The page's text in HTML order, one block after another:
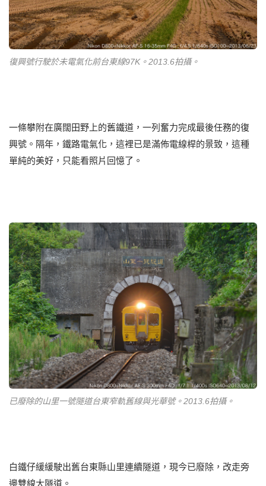
復興號行駛於未電氣化前台東線97K。2013.6拍攝。
一條攀附在廣闊田野上的舊鐵道，一列奮力完成最後任務的復
興號。隔年，鐵路電氣化，這裡已是滿佈電線桿的景致，這種
單純的美好，只能看照片回憶了。
已廢除的山里一號隧道台東窄軌舊線與光華號。2013.6拍攝。
白鐵仔緩緩駛出舊台東縣山里連續隧道，現今已廢除，改走旁
邊雙線大隧道。